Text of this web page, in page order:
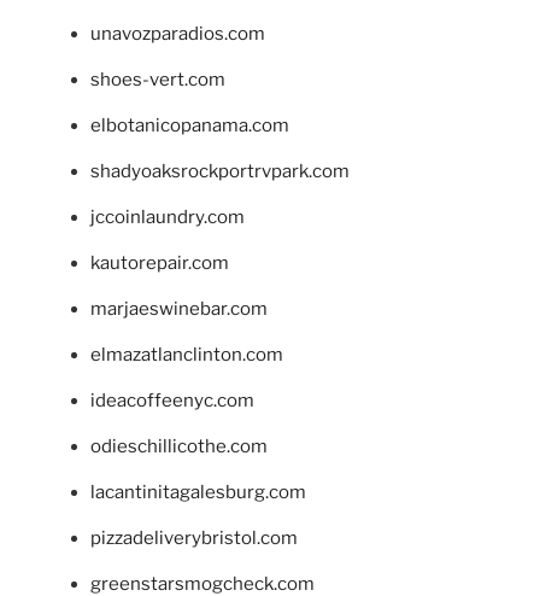
unavozparadios.com
shoes-vert.com
elbotanicopanama.com
shadyoaksrockportrvpark.com
jccoinlaundry.com
kautorepair.com
marjaeswinebar.com
elmazatlanclinton.com
ideacoffeenyc.com
odieschillicothe.com
lacantinitagalesburg.com
pizzadeliverybristol.com
greenstarsmogcheck.com